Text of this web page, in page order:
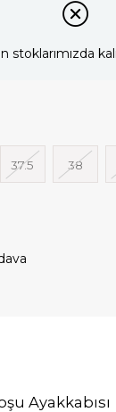
stoklarımızda
37.5 38
Ayakkabısı